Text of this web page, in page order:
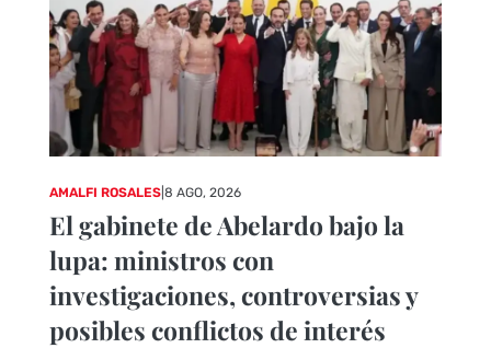
AMALFI ROSALES| 8 AGO, 2026
El gabinete de Abelardo bajo la
lupa: ministros con
investigaciones, controversias y
posibles conflictos de interés